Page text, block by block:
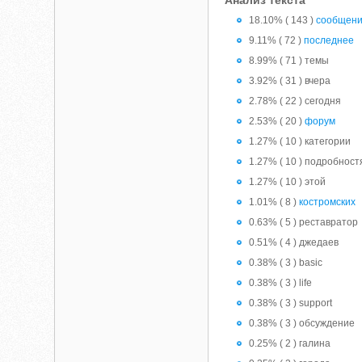
18.10% ( 143 )
9.11% ( 72 )последнее
8.99% ( 71 ) темы
3.92% ( 31 ) вчера
2.78% ( 22 ) сегодня
2.53% ( 20 )форум
1.27% ( 10 ) категории
1.27% ( 10 )
1.27% ( 10 ) этой
1.01% ( 8 )костромских
0.63% ( 5 ) реставратор
0.51% ( 4 ) джедаев
0.38% ( 3 ) basic
0.38% ( 3 ) life
0.38% ( 3 ) support
0.38% ( 3 ) обсуждение
0.25% ( 2 ) галина